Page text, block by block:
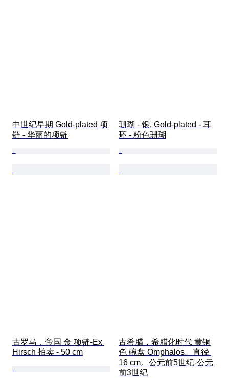
中世纪早期 Gold-plated 项
链 - 华丽的项链
珊瑚 - 银, Gold-plated - 耳
环 - 粉色珊瑚
古罗马，帝国 金 项链-Ex
Hirsch 拍卖 - 50 cm
古希腊，希腊化时代 黄铜
色 碗盘 Omphalos。直径
16 cm。公元前5世纪-公元
前3世纪